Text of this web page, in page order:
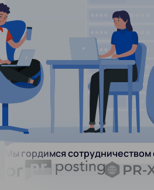
Мы гордимся